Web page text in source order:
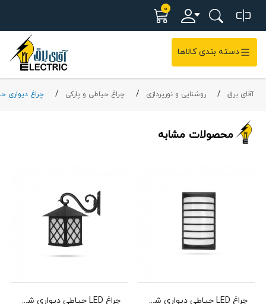
0
دسته بندی کالاها
آقای برق روشنایی و نورپردازی چراغ حیاطی و پارکی چراغ دیواری
محصولات مشابه
چراغ LED حیاطی دیواری شب تاب مدل دایا چراغ LED حیاطی دیواری شب تاب مدل کارن1 با شاخه سناتور سرازیر